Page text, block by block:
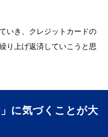
いき、クレジットカードの
り上げ返済していこうと思
に気づくことが大